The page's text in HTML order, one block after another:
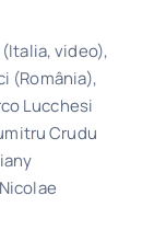
video),
(România),
Lucchesi
Crudu